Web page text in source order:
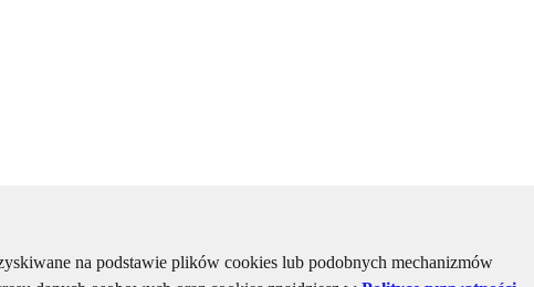
na podstawie plików cookies lub podobnych mechanizmów